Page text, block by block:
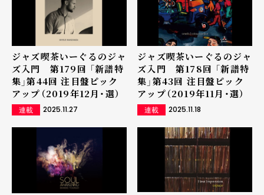
ジャズ喫茶いーぐるのジャ
ズ入門 第179回 「新譜特
集」第44回 注目盤ピック
アップ（2019年12月・選）
連載 2025.11.27
ジャズ喫茶いーぐるのジャ
ズ入門 第178回 「新譜特
集」第43回 注目盤ピック
アップ（2019年11月・選）
連載 2025.11.18